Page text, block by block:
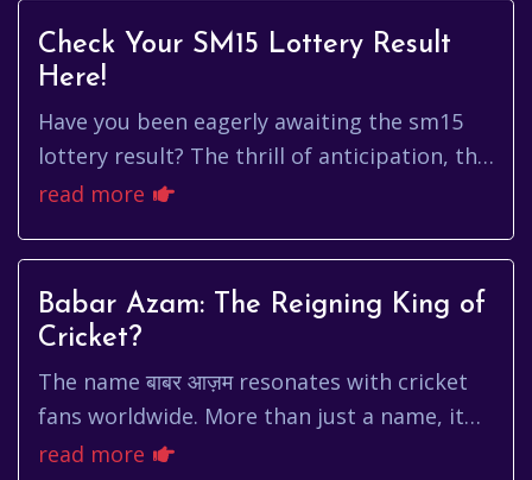
Check Your SM15 Lottery Result
Here!
Have you been eagerly awaiting the sm15
lottery result? The thrill of anticipation, the
dreams of what you could do with the
read more
Babar Azam: The Reigning King of
Cricket?
The name बाबर आज़म resonates with cricket
fans worldwide. More than just a name, it
represents elegance, consistency, and a
read more